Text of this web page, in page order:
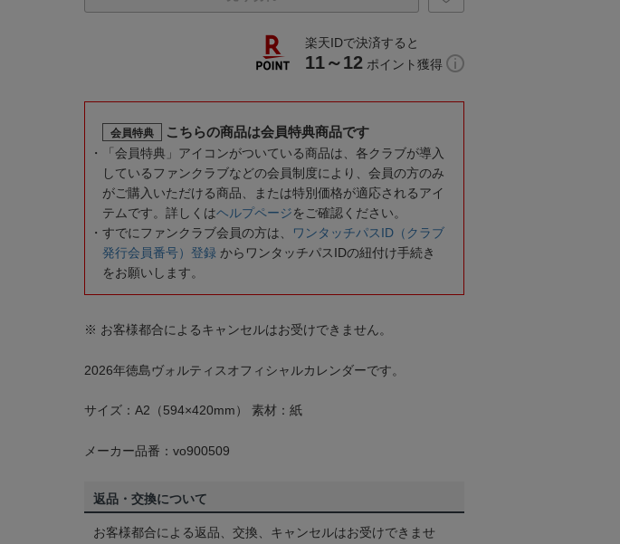
楽天IDで決済すると
11～12 ポイント獲得
会員特典 こちらの商品は会員特典商品です
「会員特典」アイコンがついている商品は、各クラブが導入
しているファンクラブなどの会員制度により、会員の方のみ
がご購入いただける商品、または特別価格が適応されるアイ
テムです。詳しくはヘルプページをご確認ください。
すでにファンクラブ会員の方は、
ワンタッチパスID（クラブ
発行会員番号）登録 からワンタッチパスIDの紐付け手続き
をお願いします。
※ お客様都合によるキャンセルはお受けできません。
2026年徳島ヴォルティスオフィシャルカレンダーです。
サイズ：A2（594×420mm） 素材：紙
メーカー品番：vo900509
返品・交換について
お客様都合による返品、交換、キャンセルはお受けできませ